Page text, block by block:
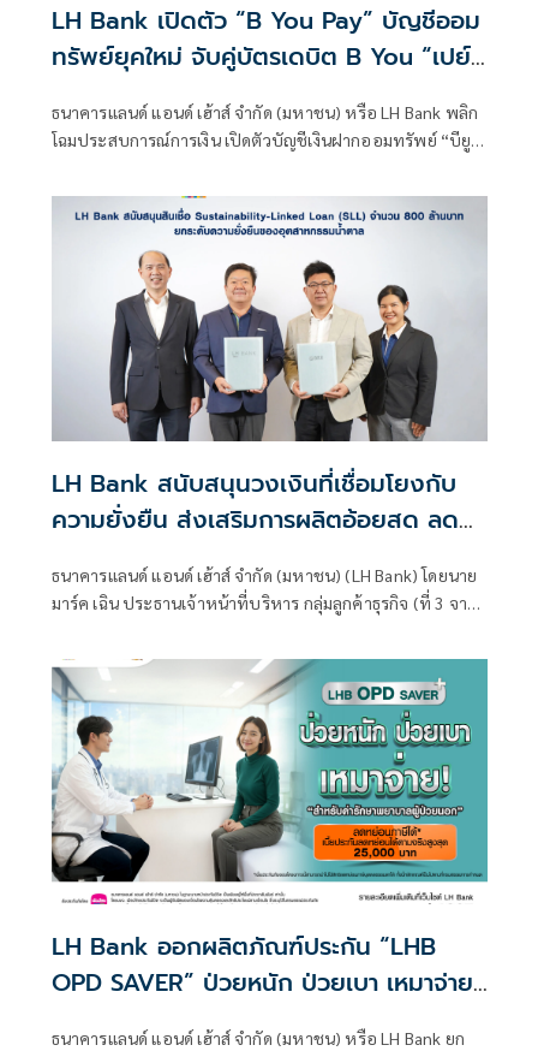
LH Bank เปิดตัว “B You Pay” บัญชีออม
ทรัพย์ยุคใหม่ จับคู่บัตรเดบิต B You “เปย์
ไลฟ์สไตล์การเงิน
ธนาคารแลนด์ แอนด์ เฮ้าส์ จำกัด (มหาชน) หรือ LH Bank พลิก
โฉมประสบการณ์การเงิน เปิดตัวบัญชีเงินฝากออมทรัพย์ “บียู
LH Bank สนับสนุนวงเงินที่เชื่อมโยงกับ
ความยั่งยืน ส่งเสริมการผลิตอ้อยสด ลด
800 ล้านบาท
ธนาคารแลนด์ แอนด์ เฮ้าส์ จำกัด (มหาชน) (LH Bank) โดยนาย
มาร์ค เฉิน ประธานเจ้าหน้าที่บริหาร กลุ่มลูกค้าธุรกิจ (ที่ 3 จาก
ยั่งยืน Sustainability-
LH Bank ออกผลิตภัณฑ์ประกัน “LHB
OPD SAVER” ป่วยหนัก ป่วยเบา เหมาจ่าย
สำหรับค่ารักษาพยาบาลผู้ป่วยนอก
ธนาคารแลนด์ แอนด์ เฮ้าส์ จำกัด (มหาชน) หรือ LH Bank ยก